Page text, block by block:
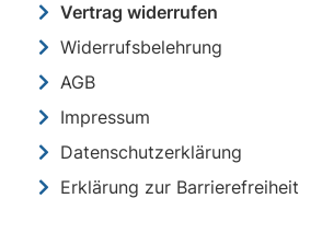
Vertrag widerrufen
Widerrufsbelehrung
AGB
Impressum
Datenschutzerklärung
Erklärung zur Barrierefreiheit